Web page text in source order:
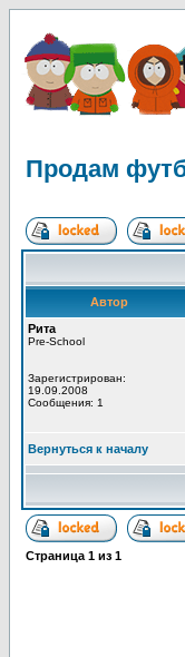
Продам
Автор
Рита
Pre-School
Зарегистрирован:
19.09.2008
Сообщения: 1
Вернуться к началу
Страница 1 из 1